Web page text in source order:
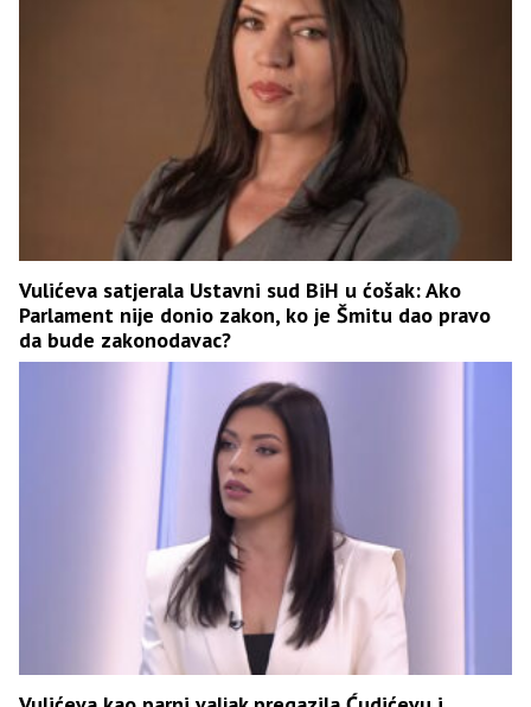
Vulićeva satjerala Ustavni sud BiH u ćošak: Ako
Parlament nije donio zakon, ko je Šmitu dao pravo
da bude zakonodavac?